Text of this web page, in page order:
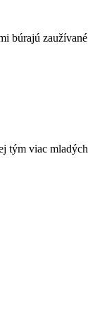
búrajú zaužívané
tým viac mladých